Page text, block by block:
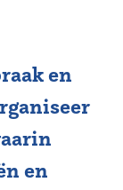
en
en